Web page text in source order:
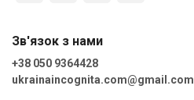
Зв'язок з нами
+38 050 9364428
ukrainaincognita.com@gmail.com